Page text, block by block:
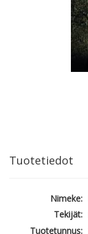
Tuotetiedot
Nimeke:
Tekijät:
Tuotetunnus: